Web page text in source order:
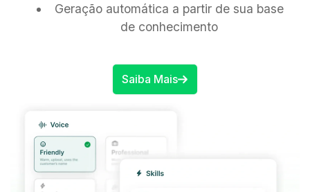
Geração automática a partir de sua base
de conhecimento
Saiba Mais